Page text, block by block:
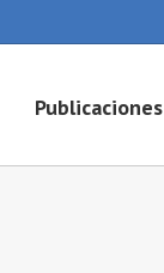
Publicaciones